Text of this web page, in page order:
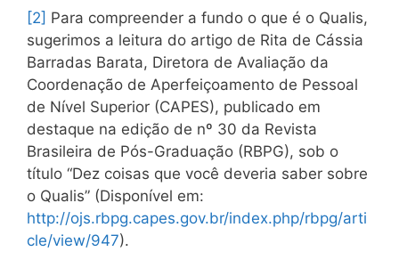
[2] Para compreender a fundo o que é o Qualis,
sugerimos a leitura do artigo de Rita de Cássia
Barradas Barata, Diretora de Avaliação da
Coordenação de Aperfeiçoamento de Pessoal
de Nível Superior (CAPES), publicado em
destaque na edição de nº 30 da Revista
Brasileira de Pós-Graduação (RBPG), sob o
título “Dez coisas que você deveria saber sobre
o Qualis” (Disponível em:
http://ojs.rbpg.capes.gov.br/index.php/rbpg/arti
cle/view/947).